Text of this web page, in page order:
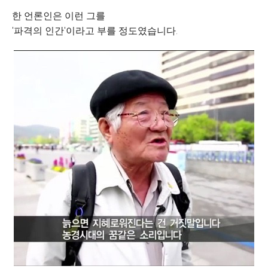
​한 언론인은 이런 그를
'파격의 인간'이라고 부를 정도였습니다.